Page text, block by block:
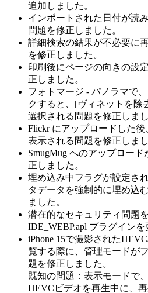
追加しました。
インポートされた日付が読
問題を修正しました。
詳細検索の結果が不必要に
を修正しました。
印刷後にページの向きの設
正しました。
フォトマージ - パノラマで
クすると、[ヴィネットを除
選択される問題を修正しまし
Flickr にアップロードした後
表示される問題を修正しまし
SmugMug へのアップロー
正しました。
埋め込み中フラグが設定さ
タデータを強制的に埋め込
ました。
潜在的なセキュリティ問題
IDE_WEBP.apl プラグインを
iPhone 15で撮影された
覧する際に、管理モードが
題を修正しました。
既知の問題：表示モードで
HEVCビデオを再生中に、